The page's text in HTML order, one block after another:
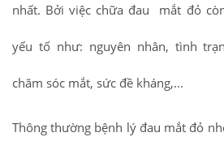
nhất. Bởi việc chữa đau mắt đỏ
yếu tố như: nguyên nhân, tình
chăm sóc mắt, sức đề kháng,...
Thông thường bệnh lý đau mắt đỏ